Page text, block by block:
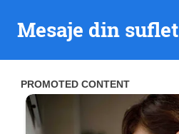
Mesaje din suflet